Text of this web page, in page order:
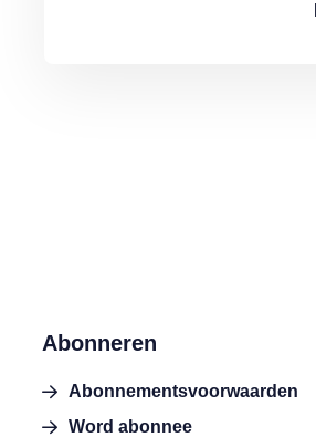
Abonneren
Abonnementsvoorwaarden
Word abonnee